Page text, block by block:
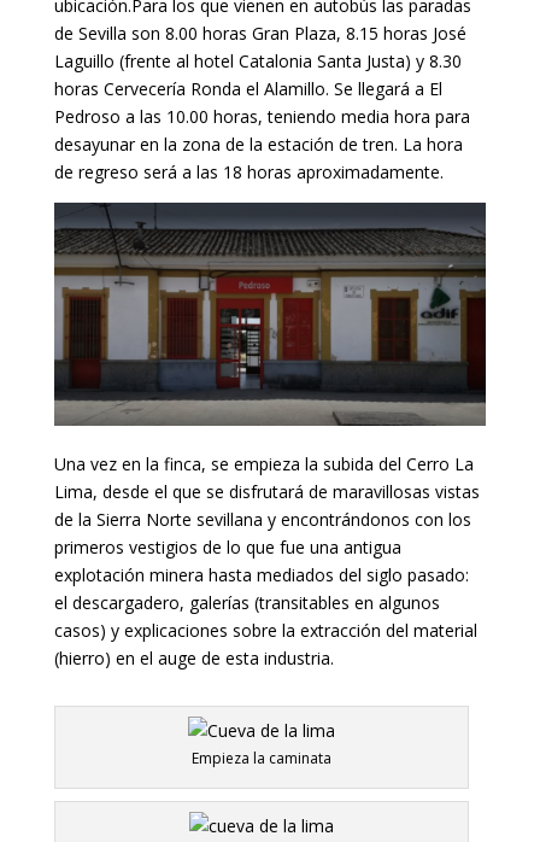
ubicación. Para los que vienen en autobús las paradas
de Sevilla son 8.00 horas Gran Plaza, 8.15 horas José
Laguillo (frente al hotel Catalonia Santa Justa) y 8.30
horas Cervecería Ronda el Alamillo. Se llegará a El
Pedroso a las 10.00 horas, teniendo media hora para
desayunar en la zona de la estación de tren. La hora
de regreso será a las 18 horas aproximadamente.
Una vez en la finca, se empieza la subida del Cerro La
Lima, desde el que se disfrutará de maravillosas vistas
de la Sierra Norte sevillana y encontrándonos con los
primeros vestigios de lo que fue una antigua
explotación minera hasta mediados del siglo pasado:
el descargadero, galerías (transitables en algunos
casos) y explicaciones sobre la extracción del material
(hierro) en el auge de esta industria.
Empieza la caminata